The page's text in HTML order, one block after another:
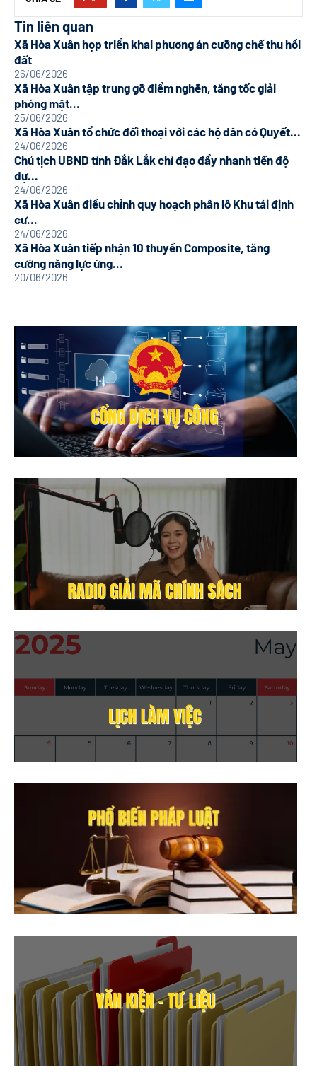
Tin liên quan
Xã Hòa Xuân họp triển khai phương án cưỡng chế thu hồi
đất
26/06/2026
Xã Hòa Xuân tập trung gỡ điểm nghẽn, tăng tốc giải
phóng mặt...
25/06/2026
Xã Hòa Xuân tổ chức đối thoại với các hộ dân có Quyết...
24/06/2026
Chủ tịch UBND tỉnh Đắk Lắk chỉ đạo đẩy nhanh tiến độ
dự...
24/06/2026
Xã Hòa Xuân điều chỉnh quy hoạch phân lô Khu tái định
cư...
24/06/2026
Xã Hòa Xuân tiếp nhận 10 thuyền Composite, tăng
cường năng lực ứng...
20/06/2026